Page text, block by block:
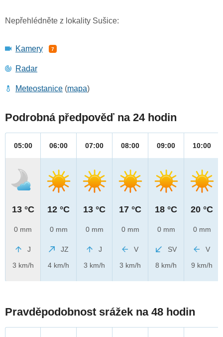
Nepřehlédněte z lokality Sušice:
Kamery 7
Radar
Meteostanice (mapa)
Podrobná předpověď na 24 hodin
05:00
13 °C
0 mm
J
3 km/h
06:00
12 °C
0 mm
JZ
4 km/h
07:00
13 °C
0 mm
J
3 km/h
08:00
17 °C
0 mm
V
3 km/h
09:00
18 °C
0 mm
SV
8 km/h
10:00
20 °C
0 mm
V
9 km/h
Pravděpodobnost srážek na 48 hodin